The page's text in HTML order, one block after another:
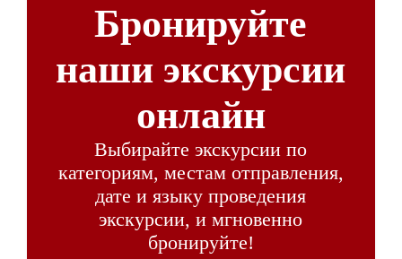
Бронируйте
наши экскурсии
онлайн
Выбирайте экскурсии по
категориям, местам отправления,
дате и языку проведения
экскурсии, и мгновенно
бронируйте!